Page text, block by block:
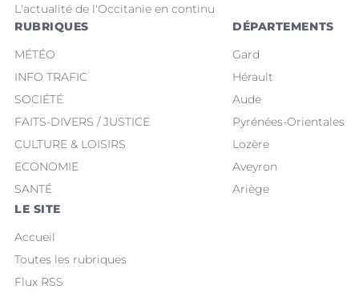
L'actualité de l'Occitanie en continu
RUBRIQUES
MÉTÉO
INFO TRAFIC
SOCIÉTÉ
FAITS-DIVERS / JUSTICE
CULTURE & LOISIRS
ECONOMIE
SANTÉ
DÉPARTEMENTS
Gard
Hérault
Aude
Pyrénées-Orientales
Lozère
Aveyron
Ariège
LE SITE
Accueil
Toutes les rubriques
Flux RSS